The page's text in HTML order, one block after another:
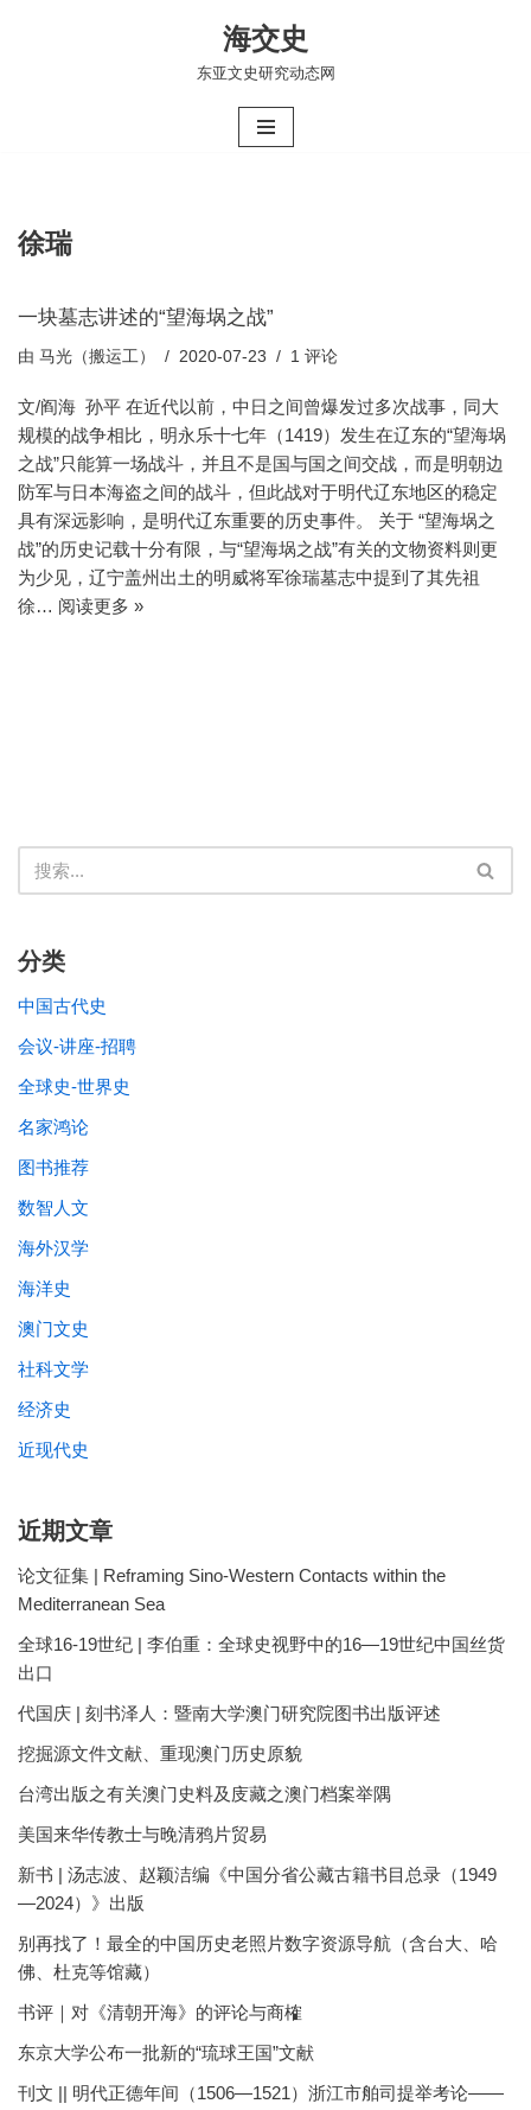
海交史
东亚文史研究动态网
徐瑞
一块墓志讲述的“望海埚之战”
由 马光（搬运工） 2020-07-23 1 评论
文/阎海 孙平 在近代以前，中日之间曾爆发过多次战事，同大
规模的战争相比，明永乐十七年（1419）发生在辽东的“望海埚
之战”只能算一场战斗，并且不是国与国之间交战，而是明朝边
防军与日本海盗之间的战斗，但此战对于明代辽东地区的稳定
具有深远影响，是明代辽东重要的历史事件。 关于 “望海埚之
战”的历史记载十分有限，与“望海埚之战”有关的文物资料则更
为少见，辽宁盖州出土的明威将军徐瑞墓志中提到了其先祖
徐… 阅读更多 »
分类
中国古代史
会议-讲座-招聘
全球史-世界史
名家鸿论
图书推荐
数智人文
海外汉学
海洋史
澳门文史
社科文学
经济史
近现代史
近期文章
论文征集 | Reframing Sino-Western Contacts within the
Mediterranean Sea
全球16-19世纪 | 李伯重：全球史视野中的16—19世纪中国丝货
出口
代国庆 | 刻书泽人：暨南大学澳门研究院图书出版评述
挖掘源文件文献、重现澳门历史原貌
台湾出版之有关澳门史料及庋藏之澳门档案举隅
美国来华传教士与晚清鸦片贸易
新书 | 汤志波、赵颖洁编《中国分省公藏古籍书目总录（1949
—2024）》出版
别再找了！最全的中国历史老照片数字资源导航（含台大、哈
佛、杜克等馆藏）
书评｜对《清朝开海》的评论与商榷
东京大学公布一批新的“琉球王国”文献
刊文 || 明代正德年间（1506—1521）浙江市舶司提举考论——